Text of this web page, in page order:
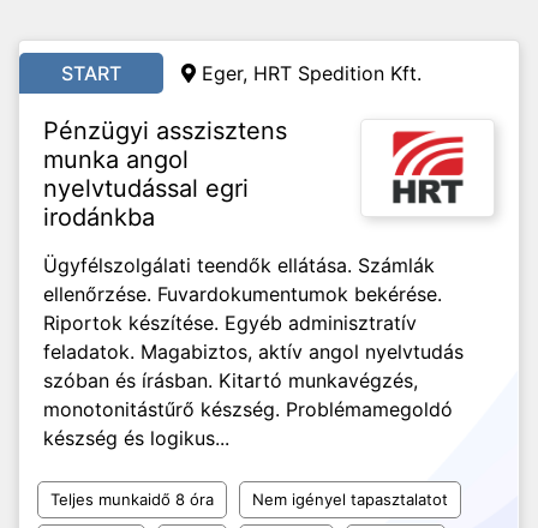
START Eger, HRT Spedition Kft.
Pénzügyi asszisztens
munka angol
nyelvtudással egri
irodánkba
Ügyfélszolgálati teendők ellátása. Számlák
ellenőrzése. Fuvardokumentumok bekérése.
Riportok készítése. Egyéb adminisztratív
feladatok. Magabiztos, aktív angol nyelvtudás
szóban és írásban. Kitartó munkavégzés,
monotonitástűrő készség. Problémamegoldó
készség és logikus...
Teljes munkaidő 8 óra Nem igényel tapasztalatot